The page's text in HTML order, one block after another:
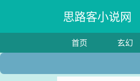
思路客小说网
首页 玄幻